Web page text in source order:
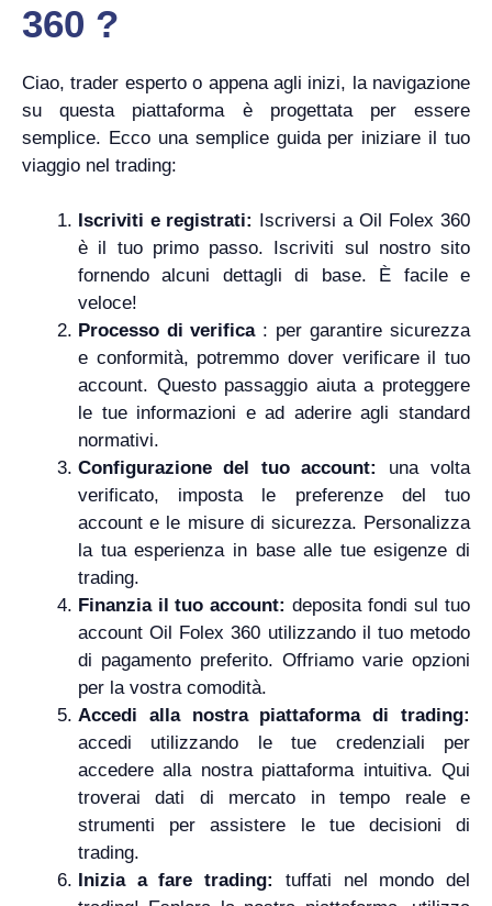
360 ?
Ciao, trader esperto o appena agli inizi, la navigazione
su questa piattaforma è progettata per essere
semplice. Ecco una semplice guida per iniziare il tuo
viaggio nel trading:
Iscriviti e registrati:
Iscriversi a Oil Folex 360
è il tuo primo passo. Iscriviti sul nostro sito
fornendo alcuni dettagli di base. È facile e
veloce!
Processo di verifica: per garantire sicurezza
e conformità, potremmo dover verificare il tuo
account. Questo passaggio aiuta a proteggere
le tue informazioni e ad aderire agli standard
normativi.
Configurazione del tuo account:
una volta
verificato, imposta le preferenze del tuo
account e le misure di sicurezza. Personalizza
la tua esperienza in base alle tue esigenze di
trading.
Finanzia il tuo account: deposita fondi sul tuo
account Oil Folex 360 utilizzando il tuo metodo
di pagamento preferito. Offriamo varie opzioni
per la vostra comodità.
Accedi alla nostra piattaforma di trading:
accedi utilizzando le tue credenziali per
accedere alla nostra piattaforma intuitiva. Qui
troverai dati di mercato in tempo reale e
strumenti per assistere le tue decisioni di
trading.
Inizia a fare trading:
tuffati nel mondo del